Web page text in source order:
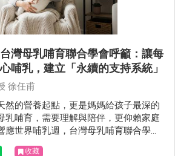
台灣母乳哺育聯合學會呼籲：讓每
哺乳，建立「永續的支持系統」
徐任甫
然的營養起點，更是媽媽給孩子最深的
乳哺育，需要理解與陪伴，更仰賴家庭
應世界哺乳週，台灣母乳哺育聯合學會
讓哺乳的價值深入每個角落。
收藏